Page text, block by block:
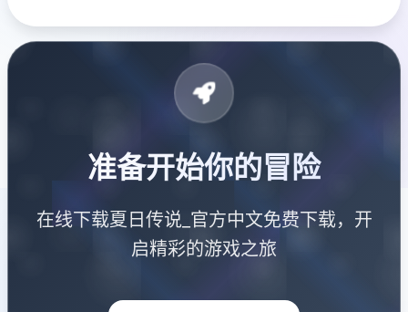
准备开始你的冒险
在线下载夏日传说_官方中文免费下载，开
启精彩的游戏之旅